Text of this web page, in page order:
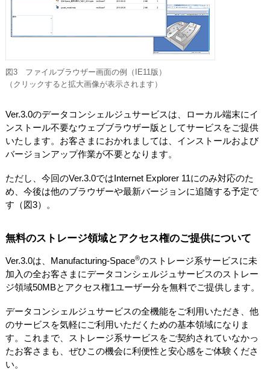
図3 ファイルブラウザー画面の例（IE11版）
（クリックすると拡大画像が表示されます）
Ver.3.0のデータコンシェルジュサービスは、ローカル端末にイ
ンストール不要なウェブブラウザー版としてサービスをご提供
いたします。お客さまにおかれましては、インストールおよび
バージョンアップ作業が不要となります。
ただし、今回のVer.3.0ではInternet Explorer 11にのみ対応のた
め、今後は他のブラウザーや最新バージョンに追随する予定で
す（図3）。
無料のストレージ領域とアクセス権のご提供について
Ver.3.0は、Manufacturing-Space®のストレージ系サービスに未
加入の全お客さまにデータコンシェルジュサービスのストレー
ジ領域50MBとアクセス権1ユーザー分を無料でご提供します。
データコンシェルジュサービスの全機能をご利用いただき、他
のサービスを気軽にご利用いただくための基本領域になりま
す。これまで、ストレージ系サービスをご契約されていなかっ
たお客さまも、ぜひこの機会に利便性と安心感をご体験くださ
い。